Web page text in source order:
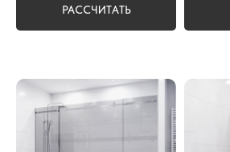
РАССЧИТАТЬ